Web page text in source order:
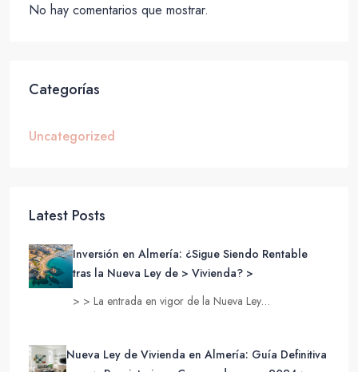
No hay comentarios que mostrar.
Categorías
Uncategorized
Latest Posts
Inversión en Almería: ¿Sigue Siendo Rentable
tras la Nueva Ley de > Vivienda? >
> > La entrada en vigor de la Nueva Ley…
Nueva Ley de Vivienda en Almería: Guía Definitiva